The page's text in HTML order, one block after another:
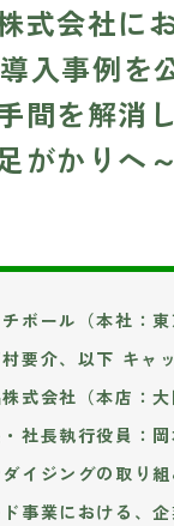
式会社に
入事例を
間を解消
がかりへ～
ボール（本社：東
要介、以下 キャ
式会社（本店：大
社長執行役員：
イジングの取り
事業における、